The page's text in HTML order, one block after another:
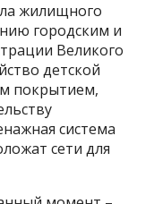
жилищного
городским и
Великого
детской
покрытием,
система
сети для